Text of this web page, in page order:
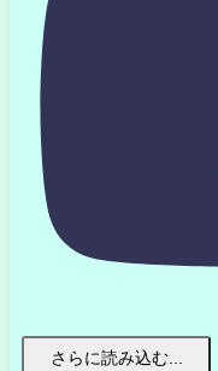
さらに読み込む...